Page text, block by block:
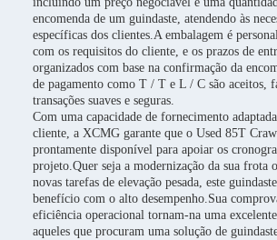
encomenda de um guindaste, atendendo às
específicas dos clientes.A embalagem é
com os requisitos do cliente, e os prazos de
organizados com base na confirmação da
de pagamento como T / T e L / C são aceitos,
transações suaves e seguras.
Com uma capacidade de fornecimento
cliente, a XCMG garante que o Used 85T
prontamente disponível para apoiar os
projeto.Quer seja a modernização da sua frota
novas tarefas de elevação pesada, este
benefício com o alto desempenho.Sua
eficiência operacional tornam-na uma
aqueles que procuram uma solução de